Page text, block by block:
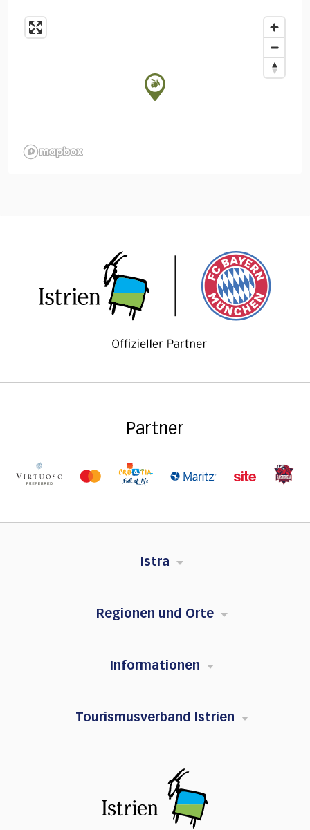
Partner
Istra
Regionen und Orte
Informationen
Tourismusverband Istrien